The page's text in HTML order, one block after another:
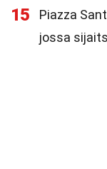
15
Piazza
jossa